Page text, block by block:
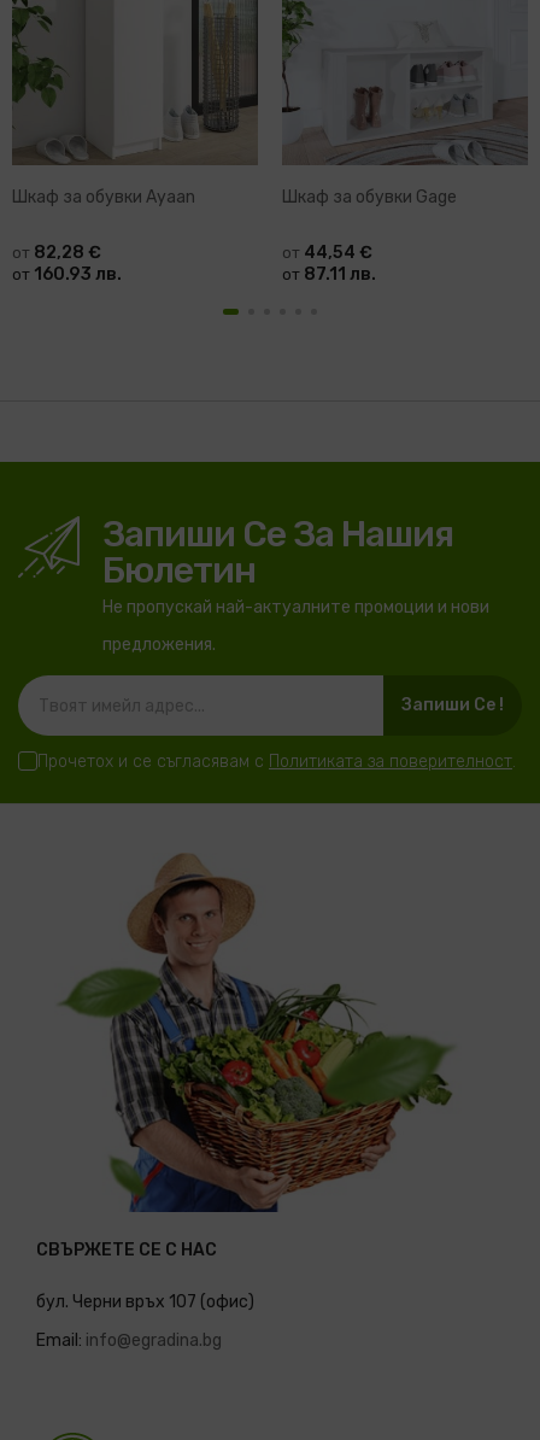
Шкаф за обувки Ayaan
от 82,28 €
от 160.93 лв.
Шкаф за обувки Gage
от 44,54 €
от 87.11 лв.
Запиши Се За Нашия
Бюлетин
Не пропускай най-актуалните промоции и нови
предложения.
Запиши Се !
Прочетох и се съгласявам с Политиката за поверителност.
СВЪРЖЕТЕ СЕ С НАС
бул. Черни връх 107 (офис)
Email: info@egradina.bg